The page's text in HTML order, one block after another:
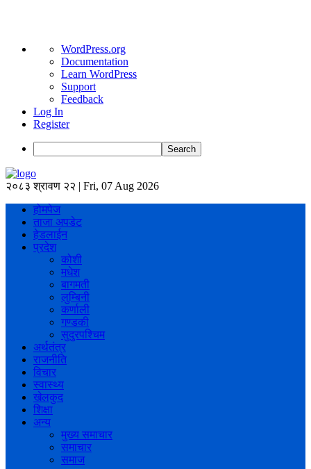
About
WordPress
WordPress.org
Documentation
Learn WordPress
Support
Feedback
Log In
Register
Search
२०८३ श्रावण २२ | Fri, 07 Aug 2026
होमपेज
ताजा अपडेट
हेडलाईन
प्रदेश
कोशी
मधेश
बागमती
लुम्बिनी
कर्णाली
गण्डकी
सुदुरपश्चिम
अर्थतंत्र
राजनीति
विचार
स्वास्थ्य
खेलकुद
शिक्षा
अन्य
मुख्य समाचार
समाचार
समाज